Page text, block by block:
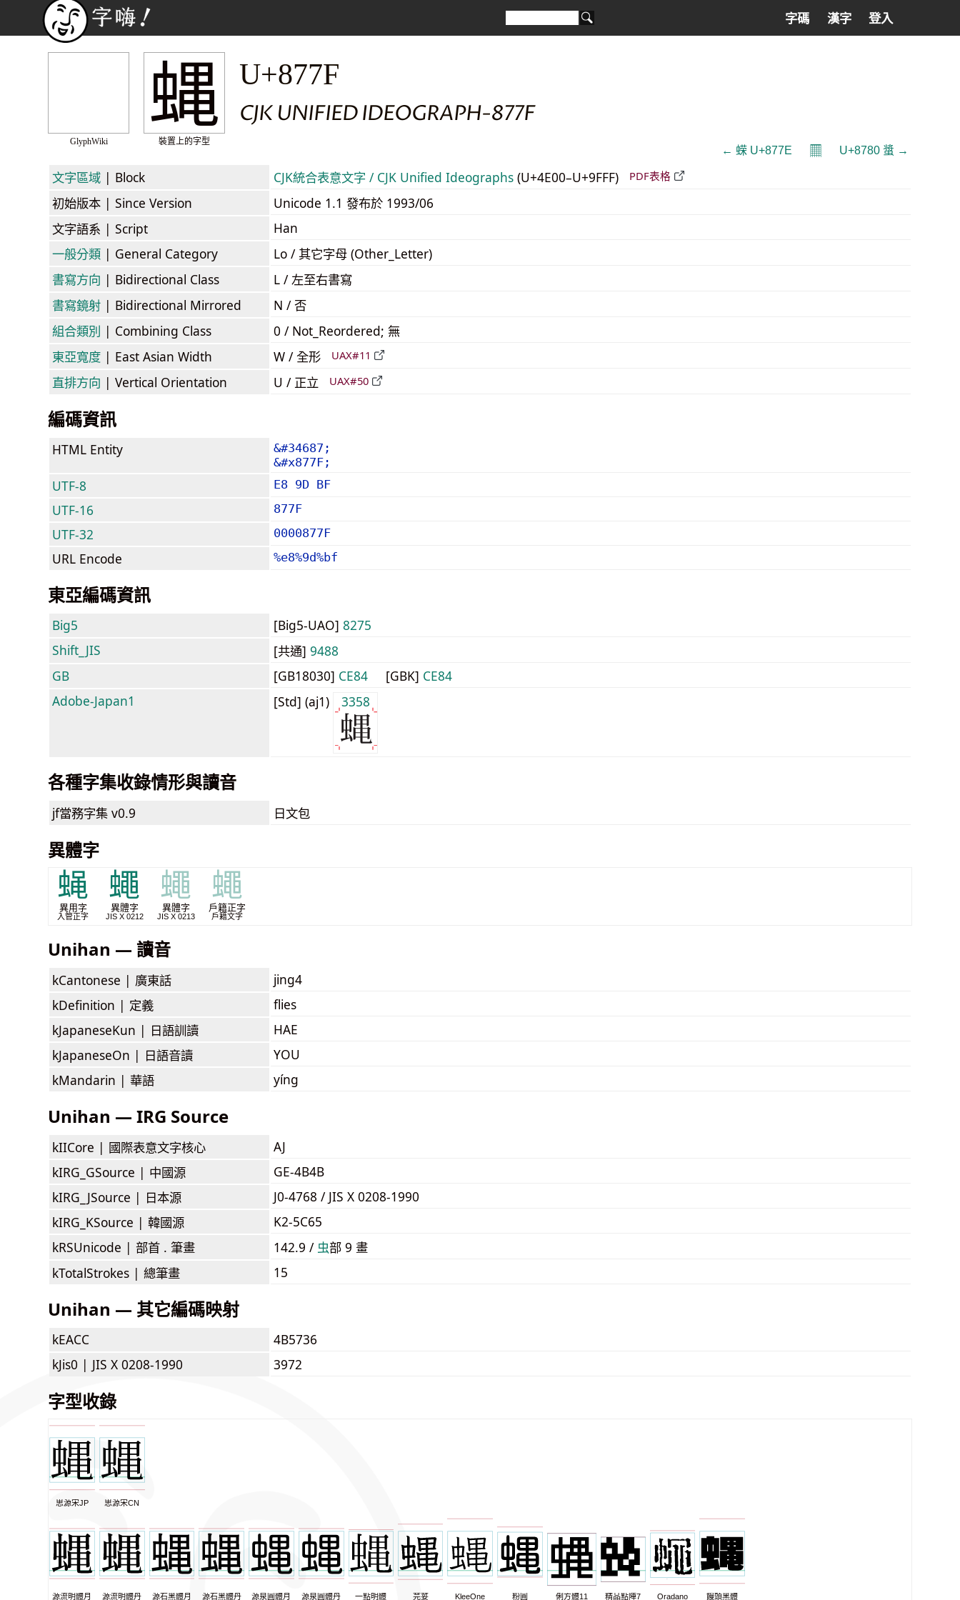
字碼 漢字 登入
GlyphWiki
蝿
裝置上的字型
U+877F
CJK UNIFIED IDEOGRAPH-877F
← 蝾 U+877E 𝄜 U+8780 螀 →
文字區域 | Block CJK統合表意文字 / CJK Unified Ideographs (U+4E00–U+9FFF) PDF表格
初始版本 | Since Version
Unicode 1.1 發布於 1993/06
文字語系 | Script
Han
一般分類 | General Category
Lo / 其它字母 (Other_Letter)
書寫方向 | Bidirectional Class
L / 左至右書寫
書寫鏡射 | Bidirectional Mirrored
N / 否
組合類別 | Combining Class
0 / Not_Reordered; 無
東亞寬度 | East Asian Width W / 全形 UAX#11
直排方向 | Vertical Orientation U / 正立 UAX#50
編碼資訊
HTML Entity
&#34687;
&#x877F;
UTF-8 E8 9D BF
UTF-16 877F
UTF-32 0000877F
URL Encode %e8%9d%bf
東亞編碼資訊
Big5 [Big5-UAO] 8275
Shift_JIS
[共通] 9488
GB
[GB18030] CE84 [GBK] CE84
Adobe-Japan1
[Std] (aj1) 3358
各種字集收錄情形與讀音
jf當務字集 v0.9 日文包
異體字
蝇
異用字
入管正字
蠅
異體字
JIS X 0212
蠅
異體字
JIS X 0213
蠅
戶籍正字
戶籍文字
Unihan — 讀音
kCantonese | 廣東話
jing4
kDefinition | 定義
flies
kJapaneseKun | 日語訓讀
HAE
kJapaneseOn | 日語音讀
YOU
kMandarin | 華語 yíng
Unihan — IRG Source
kIICore | 國際表意文字核心
AJ
kIRG_GSource | 中國源
GE-4B4B
kIRG_JSource | 日本源
J0-4768 / JIS X 0208-1990
kIRG_KSource | 韓國源
K2-5C65
kRSUnicode | 部首 . 筆畫 142.9 / ⾍部 9 畫
kTotalStrokes | 總筆畫 15
Unihan — 其它編碼映射
kEACC
4B5736
kJis0 | JIS X 0208-1990 3972
字型收錄
思源宋JP 思源宋CN
源流明體月 源流明體丹 源石黑體月 源石黑體丹 源泉圓體月 源泉圓體丹 一點明體 芫荽 KleeOne 粉圓 俐方體11 精品點陣7 Oradano 饅頭黑體